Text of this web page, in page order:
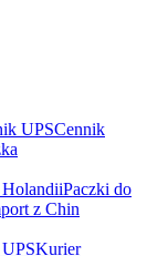
UPSCennik
Paczki do
z Chin
Kurier